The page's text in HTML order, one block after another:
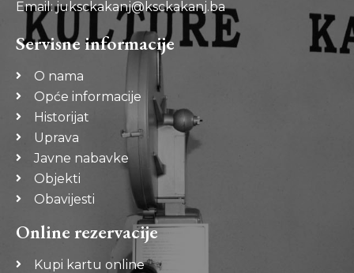
Email: juksckakanj@ksckakanj.ba
Servisne informacije
O nama
Opće informacije
Historijat
Uprava
Javne nabavke
Objekti
Obavijesti
Online rezervacije
Kupi kartu online